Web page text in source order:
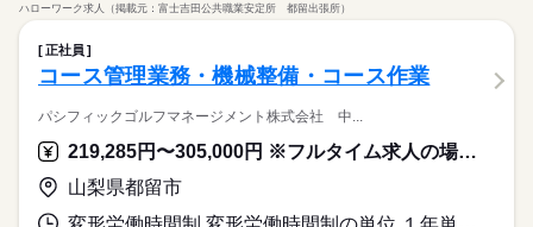
ハローワーク求人（掲載元：富士吉田公共職業安定所 都留出張所）
正社員
コース管理業務・機械整備・コース作業
パシフィックゴルフマネージメント株式会社 中...
219,285円〜305,000円 ※フルタイム求人の場合は月額（換算額）、パート求人の場合は時間額を表示しています。
山梨県都留市